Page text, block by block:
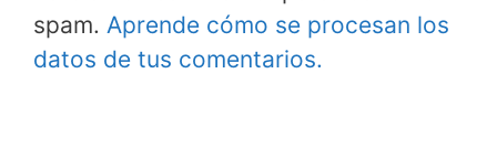
spam. Aprende cómo se procesan los
datos de tus comentarios.